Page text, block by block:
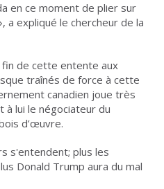
en ce moment de plier sur
a expliqué le chercheur de la
fin de cette entente aux
traînés de force à cette
canadien joue très
à lui le négociateur du
d’œuvre.
s'entendent; plus les
Donald Trump aura du mal